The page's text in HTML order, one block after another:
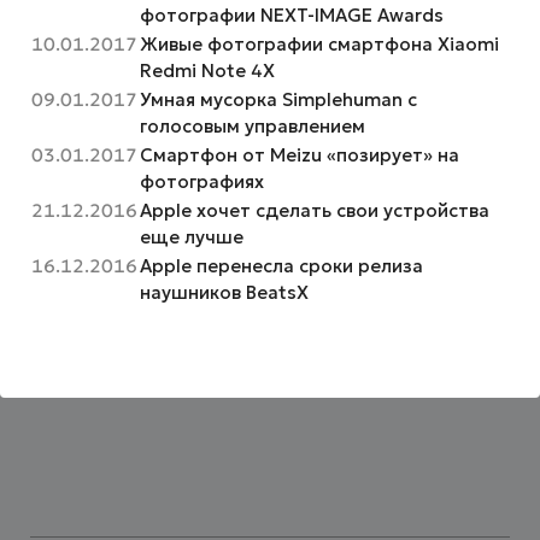
фотографии NEXT-IMAGE Awards
10.01.2017Живые фотографии смартфона Xiaomi
Redmi Note 4X
09.01.2017Умная мусорка Simplehuman с
голосовым управлением
03.01.2017 Смартфон от Meizu «позирует» на
фотографиях
21.12.2016Apple хочет сделать свои устройства
еще лучше
16.12.2016Apple перенесла сроки релиза
наушников BeatsX